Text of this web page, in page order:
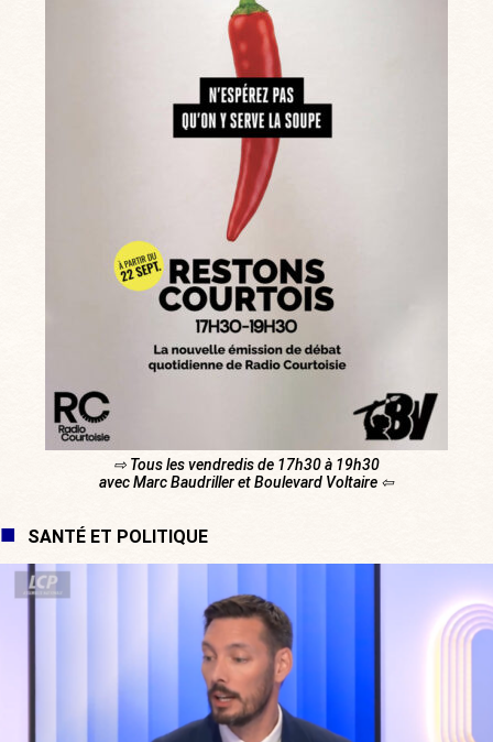
⇨ Tous les vendredis de 17h30 à 19h30
avec Marc Baudriller et Boulevard Voltaire ⇦
SANTÉ ET POLITIQUE